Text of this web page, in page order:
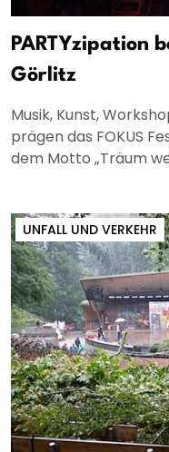
PARTYzipation
Görlitz
Musik, Kunst,
prägen das FOKUS
dem Motto „Träum
UNFALL UND VERKEHR